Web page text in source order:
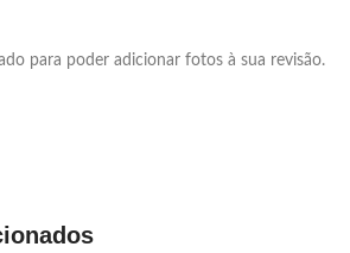
para poder adicionar fotos à sua revisão.